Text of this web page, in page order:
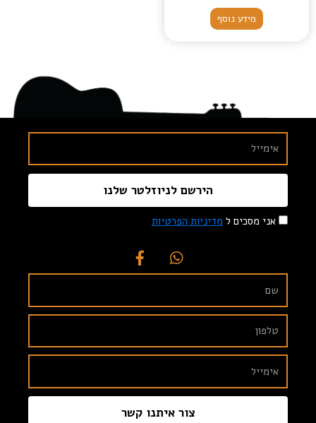
מידע נוסף
אני מסכים ל מדיניות הפרטיות
הירשם לניוזלטר שלנו
צור איתנו קשר